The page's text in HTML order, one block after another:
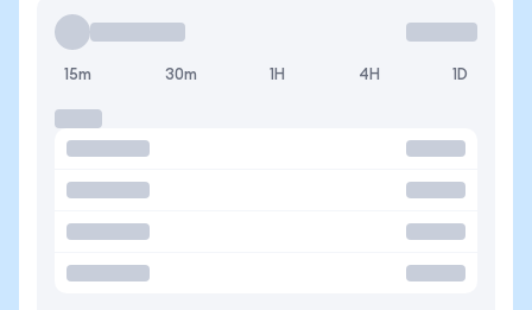
15m 30m 1H 4H 1D